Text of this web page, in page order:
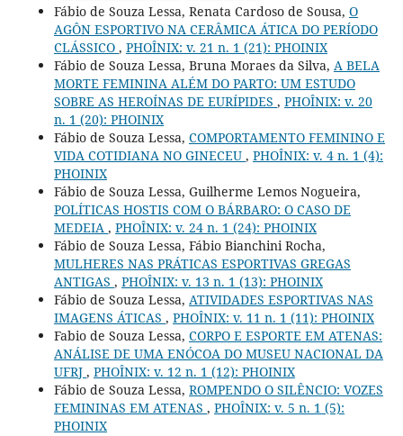
Fábio de Souza Lessa, Renata Cardoso de Sousa, O
AGÔN ESPORTIVO NA CERÂMICA ÁTICA DO PERÍODO
CLÁSSICO , PHOÎNIX: v. 21 n. 1 (21): PHOINIX
Fábio de Souza Lessa, Bruna Moraes da Silva, A BELA
MORTE FEMININA ALÉM DO PARTO: UM ESTUDO
SOBRE AS HEROÍNAS DE EURÍPIDES , PHOÎNIX: v. 20
n. 1 (20): PHOINIX
Fábio de Souza Lessa, COMPORTAMENTO FEMININO E
VIDA COTIDIANA NO GINECEU , PHOÎNIX: v. 4 n. 1 (4):
PHOINIX
Fábio de Souza Lessa, Guilherme Lemos Nogueira,
POLÍTICAS HOSTIS COM O BÁRBARO: O CASO DE
MEDEIA , PHOÎNIX: v. 24 n. 1 (24): PHOINIX
Fábio de Souza Lessa, Fábio Bianchini Rocha,
MULHERES NAS PRÁTICAS ESPORTIVAS GREGAS
ANTIGAS , PHOÎNIX: v. 13 n. 1 (13): PHOINIX
Fábio de Souza Lessa, ATIVIDADES ESPORTIVAS NAS
IMAGENS ÁTICAS , PHOÎNIX: v. 11 n. 1 (11): PHOINIX
Fabio de Souza Lessa, CORPO E ESPORTE EM ATENAS:
ANÁLISE DE UMA ENÓCOA DO MUSEU NACIONAL DA
UFRJ , PHOÎNIX: v. 12 n. 1 (12): PHOINIX
Fábio de Souza Lessa, ROMPENDO O SILÊNCIO: VOZES
FEMININAS EM ATENAS , PHOÎNIX: v. 5 n. 1 (5):
PHOINIX